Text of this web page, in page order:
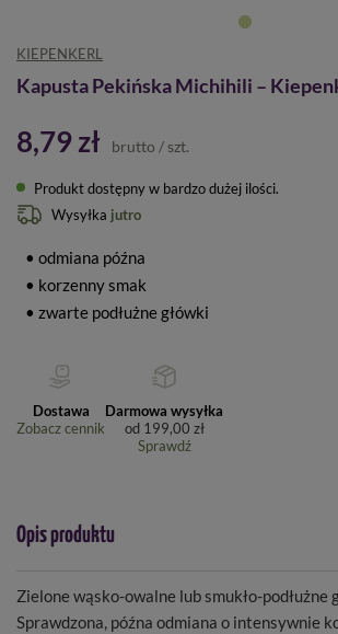
KIEPENKERL
Kapusta Pekińska Michihili –
8,79 zł brutto / szt.
Produkt dostępny w bardzo dużej ilości
Wysyłka jutro
• odmiana późna
• korzenny smak
• zwarte podłużne główki
Dostawa
Zobacz cennik
Darmowa wysyłka
od 199,00 zł
Sprawdź
Opis produktu
Zielone wąsko-owalne lub smukło-podłużne
Sprawdzona, późna odmiana o intensywnie